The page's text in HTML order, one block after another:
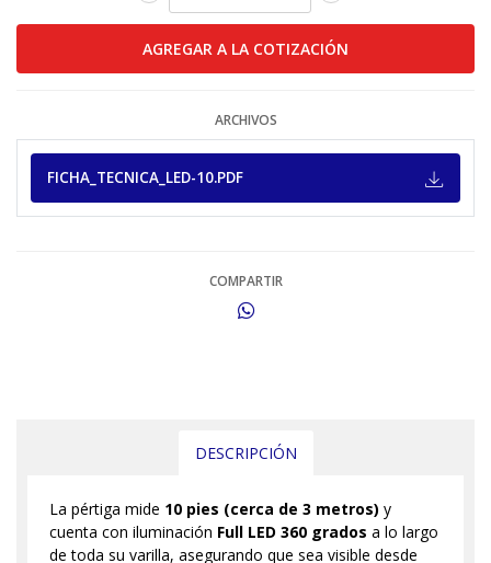
ARCHIVOS
FICHA_TECNICA_LED-10.PDF
COMPARTIR
DESCRIPCIÓN
La pértiga mide 10 pies (cerca de 3 metros) y
cuenta con iluminación Full LED 360 grados a lo largo
de toda su varilla, asegurando que sea visible desde